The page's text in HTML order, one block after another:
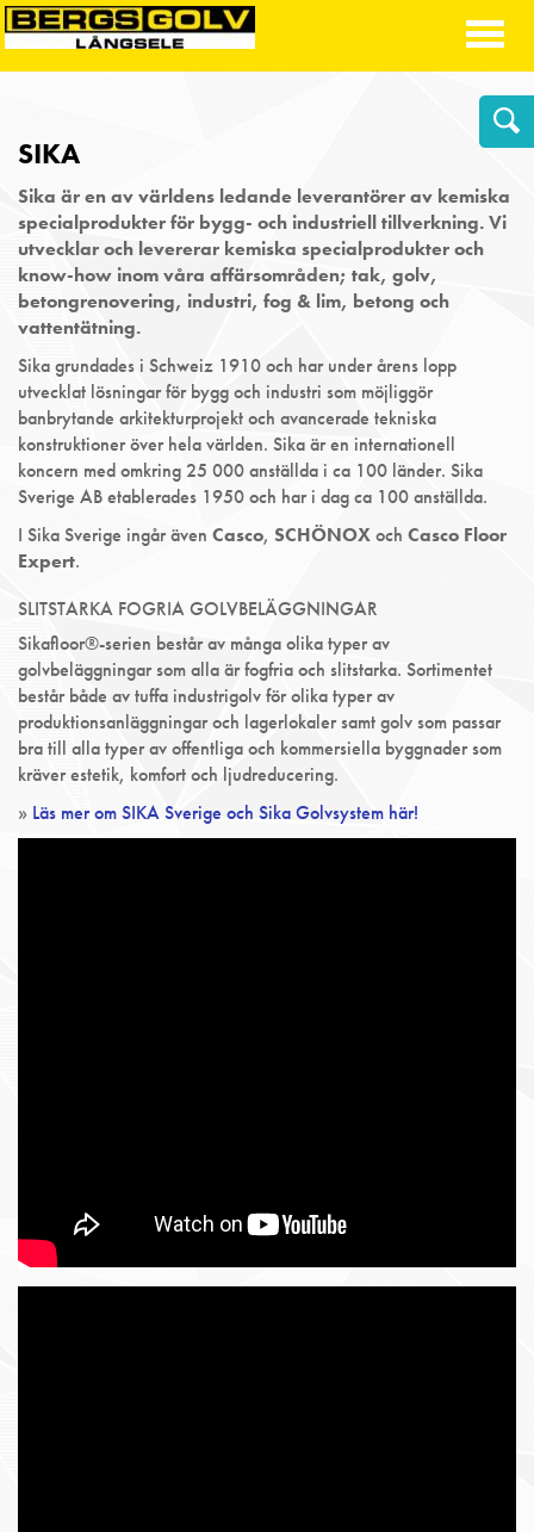
Toggle
SIKA
Sika är en av världens ledande leverantörer av kemiska
specialprodukter för bygg- och industriell tillverkning. Vi
utvecklar och levererar kemiska specialprodukter och
know-how inom våra affärsområden; tak, golv,
betongrenovering, industri, fog & lim, betong och
vattentätning.
Sika grundades i Schweiz 1910 och har under årens lopp
utvecklat lösningar för bygg och industri som möjliggör
banbrytande arkitekturprojekt och avancerade tekniska
konstruktioner över hela världen. Sika är en internationell
koncern med omkring 25 000 anställda i ca 100 länder. Sika
Sverige AB etablerades 1950 och har i dag ca 100 anställda.
I Sika Sverige ingår även Casco, SCHÖNOXoch Casco Floor
Expert.
SLITSTARKA FOGRIA GOLVBELÄGGNINGAR
Sikafloor®-serien består av många olika typer av
golvbeläggningar som alla är fogfria och slitstarka. Sortimentet
består både av tuffa industrigolv för olika typer av
produktionsanläggningar och lagerlokaler samt golv som passar
bra till alla typer av offentliga och kommersiella byggnader som
kräver estetik, komfort och ljudreducering.
» Läs mer om SIKA Sverige och Sika Golvsystem här!